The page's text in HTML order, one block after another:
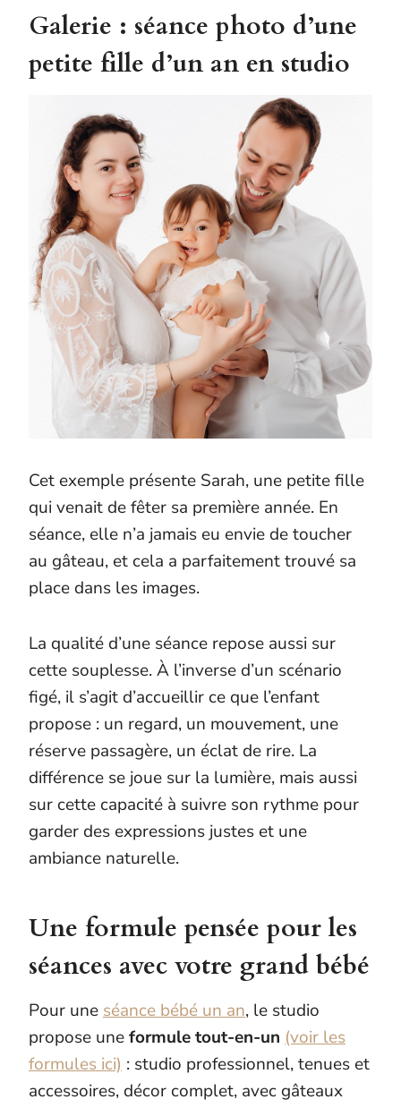
Galerie : séance photo d’une
petite fille d’un an en studio
Cet exemple présente Sarah, une petite fille
qui venait de fêter sa première année. En
séance, elle n’a jamais eu envie de toucher
au gâteau, et cela a parfaitement trouvé sa
place dans les images.
La qualité d’une séance repose aussi sur
cette souplesse. À l’inverse d’un scénario
figé, il s’agit d’accueillir ce que l’enfant
propose : un regard, un mouvement, une
réserve passagère, un éclat de rire. La
différence se joue sur la lumière, mais aussi
sur cette capacité à suivre son rythme pour
garder des expressions justes et une
ambiance naturelle.
Une formule pensée pour les
séances avec votre grand bébé
Pour une séance bébé un an, le studio
propose uneformule tout-en-un (voir les
formules ici) : studio professionnel, tenues et
accessoires, décor complet, avec gâteaux